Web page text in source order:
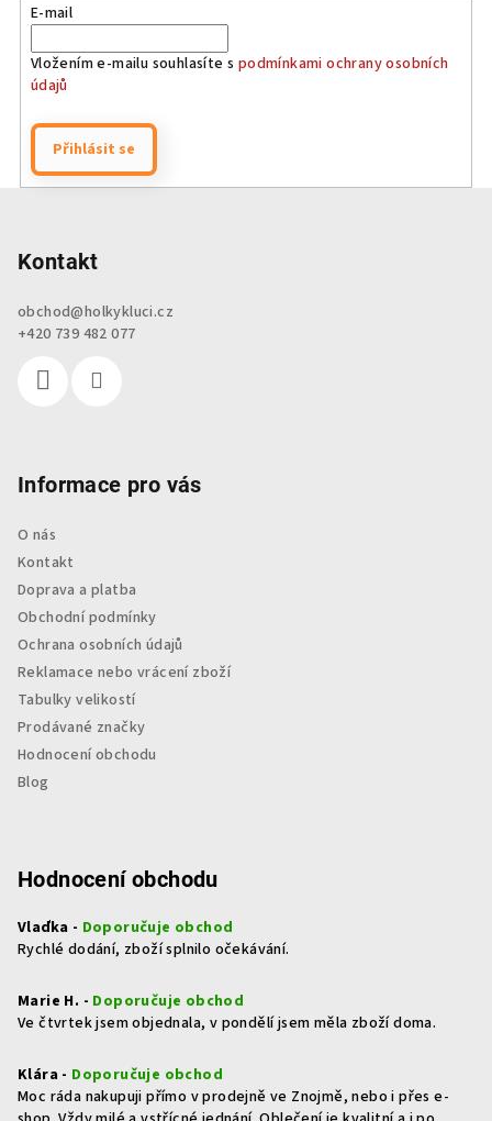
E-mail
Vložením e-mailu souhlasíte s podmínkami ochrany osobních
údajů
Přihlásit se
Kontakt
obchod@holkykluci.cz
+420 739 482 077
Informace pro vás
O nás
Kontakt
Doprava a platba
Obchodní podmínky
Ochrana osobních údajů
Reklamace nebo vrácení zboží
Tabulky velikostí
Prodávané značky
Hodnocení obchodu
Blog
Hodnocení obchodu
Vlaďka - Doporučuje obchod
Rychlé dodání, zboží splnilo očekávání.
Marie H. - Doporučuje obchod
Ve čtvrtek jsem objednala, v pondělí jsem měla zboží doma.
Klára - Doporučuje obchod
Moc ráda nakupuji přímo v prodejně ve Znojmě, nebo i přes e-